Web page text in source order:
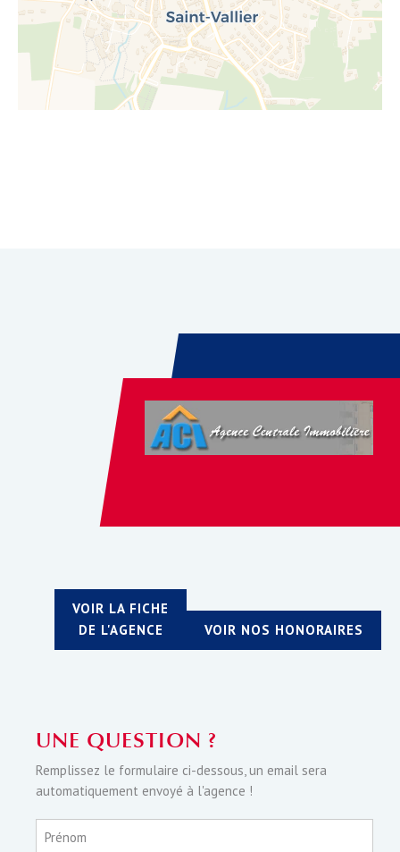
VOIR LA FICHE
DE L'AGENCE
VOIR NOS HONORAIRES
UNE QUESTION ?
Remplissez le formulaire ci-dessous, un email sera
automatiquement envoyé à l'agence !
Prénom